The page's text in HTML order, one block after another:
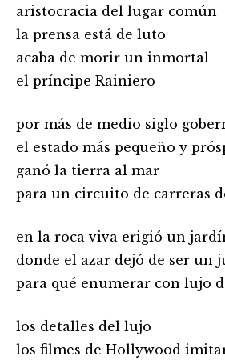
aristocracia del lugar común
la prensa está de luto
acaba de morir un inmortal
el príncipe Rainiero
por más de medio siglo
el estado más pequeño y
ganó la tierra al mar
para un circuito de carreras
en la roca viva erigió un
donde el azar dejó de ser un
para qué enumerar con lujo
los detalles del lujo
los filmes de Hollywood